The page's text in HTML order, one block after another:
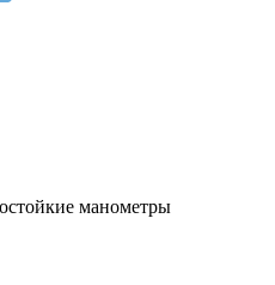
манометры